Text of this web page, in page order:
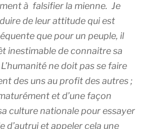
à falsifier la mienne. Je
de leur attitude qui est
que pour un peuple, il
inestimable de connaitre sa
ne doit pas se faire
des uns au profit des autres ;
et d’une façon
culture nationale pour essayer
d’autrui et appeler cela une